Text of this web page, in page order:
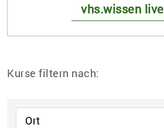
vhs.wissen live
Kurse filtern nach:
Ort